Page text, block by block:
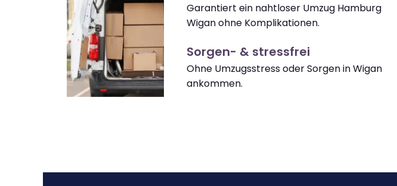
Garantiert ein nahtloser Umzug Hamburg
Wigan ohne Komplikationen.
Sorgen- & stressfrei
Ohne Umzugsstress oder Sorgen in Wigan
ankommen.